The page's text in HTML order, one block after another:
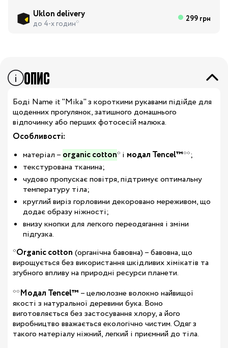
Uklon delivery
до 4-х годин* 299 грн
ОПИС
Боді Name it "Mika" з короткими рукавами підійде для
щоденних прогулянок, затишного домашнього
відпочинку або перших фотосесій малюка.
Особливості:
матеріал – organic cotton* і модал Tencel™**;
текстурована тканина;
чудово пропускає повітря, підтримує оптимальну
температуру тіла;
круглий виріз горловини декоровано мереживом, що
додає образу ніжності;
внизу кнопки для легкого переодягання і зміни
підгузка.
*Organic cotton (органічна бавовна) – бавовна, що
вирощується без використання шкідливих хімікатів та
згубного впливу на природні ресурси планети.
**Модал Tencel™ – целюлозне волокно найвищої
якості з натуральної деревини бука. Воно
виготовляється без застосування хлору, а його
виробництво вважається екологічно чистим. Одяг з
такого матеріалу ніжний, легкий і приємний до тіла.